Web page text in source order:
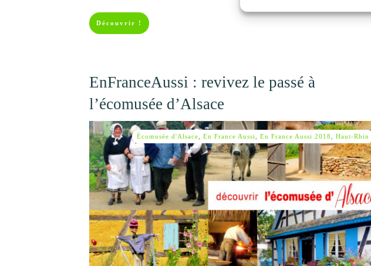
Découvrir !
EnFranceAussi : revivez le passé à
l’écomusée d’Alsace
Écomusée d'Alsace En France Aussi En France Aussi 2018 Haut-Rhin